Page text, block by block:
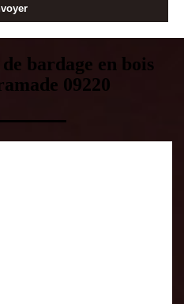
bardage en bois
09220